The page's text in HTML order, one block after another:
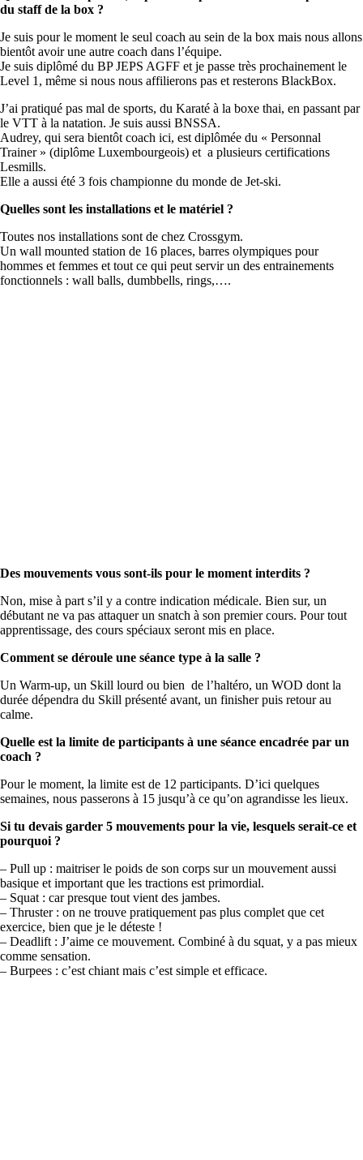
du staff de la box ?
Je suis pour le moment le seul coach au sein de la box mais nous allons
bientôt avoir une autre coach dans l’équipe.
Je suis diplômé du BP JEPS AGFF et je passe très prochainement le
Level 1, même si nous nous affilierons pas et resterons BlackBox.
J’ai pratiqué pas mal de sports, du Karaté à la boxe thai, en passant par
le VTT à la natation. Je suis aussi BNSSA.
Audrey, qui sera bientôt coach ici, est diplômée du « Personnal
Trainer » (diplôme Luxembourgeois) et a plusieurs certifications
Lesmills.
Elle a aussi été 3 fois championne du monde de Jet-ski.
Quelles sont les installations et le matériel ?
Toutes nos installations sont de chez Crossgym.
Un wall mounted station de 16 places, barres olympiques pour
hommes et femmes et tout ce qui peut servir un des entrainements
fonctionnels : wall balls, dumbbells, rings,….
Des mouvements vous sont-ils pour le moment interdits ?
Non, mise à part s’il y a contre indication médicale. Bien sur, un
débutant ne va pas attaquer un snatch à son premier cours. Pour tout
apprentissage, des cours spéciaux seront mis en place.
Comment se déroule une séance type à la salle ?
Un Warm-up, un Skill lourd ou bien de l’haltéro, un WOD dont la
durée dépendra du Skill présenté avant, un finisher puis retour au
calme.
Quelle est la limite de participants à une séance encadrée par un
coach ?
Pour le moment, la limite est de 12 participants. D’ici quelques
semaines, nous passerons à 15 jusqu’à ce qu’on agrandisse les lieux.
Si tu devais garder 5 mouvements pour la vie, lesquels serait-ce et
pourquoi ?
– Pull up : maitriser le poids de son corps sur un mouvement aussi
basique et important que les tractions est primordial.
– Squat : car presque tout vient des jambes.
– Thruster : on ne trouve pratiquement pas plus complet que cet
exercice, bien que je le déteste !
– Deadlift : J’aime ce mouvement. Combiné à du squat, y a pas mieux
comme sensation.
– Burpees : c’est chiant mais c’est simple et efficace.